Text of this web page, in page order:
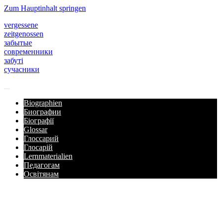
Zum Hauptinhalt springen
vergessene
zeitgenossen
забытые
современники
забуті
сучасники
Biographien
Биографии
Біографії
Glossar
Глоссарий
Глосарій
Lernmaterialien
Педагогам
Освітянам